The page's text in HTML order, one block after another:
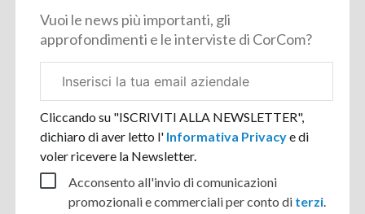
Vuoi le news più importanti, gli
approfondimenti e le interviste di CorCom?
aziendale
Cliccando su "ISCRIVITI ALLA NEWSLETTER",
dichiaro di aver letto l' Informativa Privacye di
voler ricevere la Newsletter.
Acconsento all'invio di comunicazioni
promozionali e commerciali per conto di terzi.